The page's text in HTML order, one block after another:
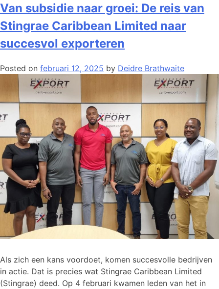
Van subsidie naar groei: De reis van
Stingrae Caribbean Limited naar
succesvol exporteren
Posted on februari 12, 2025 by Deidre Brathwaite
Als zich een kans voordoet, komen succesvolle bedrijven
in actie. Dat is precies wat Stingrae Caribbean Limited
(Stingrae) deed. Op 4 februari kwamen leden van het in